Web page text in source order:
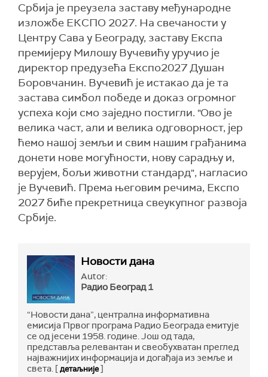
Србија је преузела заставу међународне
изложбе ЕКСПО 2027. На свечаности у
Центру Сава у Београду, заставу Експа
премијеру Милошу Вучевићу уручио је
директор предузећа Експо2027 Душан
Боровчанин. Вучевић је истакао да је та
застава симбол победе и доказ огромног
успеха који смо заједно постигли. "Ово је
велика част, али и велика одговорност, јер
ћемо нашој земљи и свим нашим грађанима
донети нове могућности, нову сарадњу и,
верујем, бољи животни стандард", нагласио
је Вучевић. Према његовим речима, Експо
2027 биће прекретница свеукупног развоја
Србије.
Новости дана
Autor:
Радио Београд 1
“Новости дана”, централна информативна
емисија Првог програма Радио Београда емитује
се од јесени 1958. године. Још од тада,
представља релевантан и свеобухватан преглед
најважнијих информација и догађаја из земље и
света. [детаљније]